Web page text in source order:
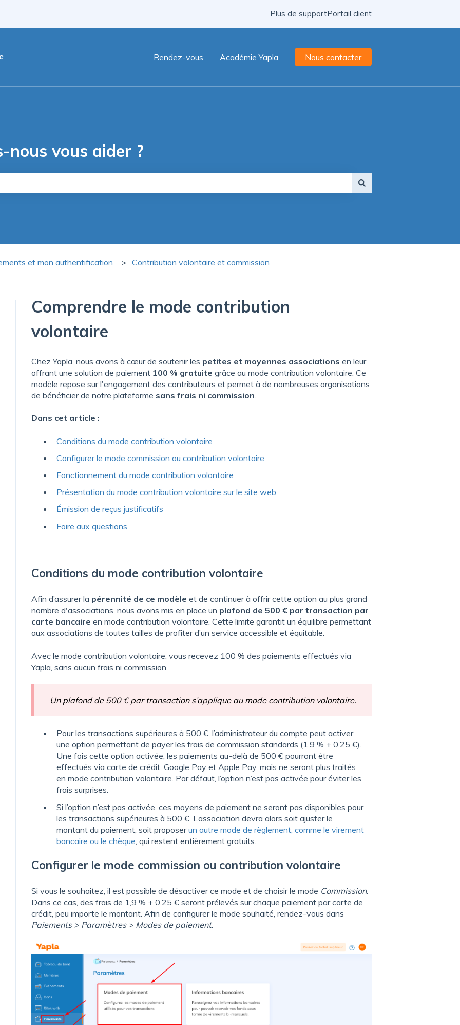
pour les traductions Plus de supportPortail client
Rendez-vous Académie Yapla Nous contacter
nous vous aider ?
et mon authentification Contribution volontaire et commission
Comprendre le mode contribution
volontaire
Chez Yapla, nous avons à cœur de soutenir les petites et moyennes associations en leur
offrant une solution de paiement 100 % gratuite grâce au mode contribution volontaire. Ce
modèle repose sur l'engagement des contributeurs et permet à de nombreuses organisations
de bénéficier de notre plateforme sans frais ni commission
Dans cet article :
Conditions du mode contribution volontaire
Configurer le mode commission ou contribution volontaire
Fonctionnement du mode contribution volontaire
Présentation du mode contribution volontaire sur le site web
Émission de reçus justificatifs
Foire aux questions
Conditions du mode contribution volontaire
Afin d’assurer la pérennité de ce modèle et de continuer à offrir cette option au plus grand
nombre d'associations, nous avons mis en place un plafond de 500 € par transaction par
carte bancaire en mode contribution volontaire. Cette limite garantit un équilibre permettant
aux associations de toutes tailles de profiter d’un service accessible et équitable.
Avec le mode contribution volontaire, vous recevez 100 % des paiements effectués via
Yapla, sans aucun frais ni commission.
Un plafond de 500 € par transaction s’applique au mode contribution volontaire.
Pour les transactions supérieures à 500 €, l’administrateur du compte peut activer
une option permettant de payer les frais de commission standards (1,9 % + 0,25 €).
Une fois cette option activée, les paiements au-delà de 500 € pourront être
effectués via carte de crédit, Google Pay et Apple Pay, mais ne seront plus traités
en mode contribution volontaire. Par défaut, l’option n’est pas activée pour éviter les
frais surprises.
Si l’option n’est pas activée, ces moyens de paiement ne seront pas disponibles pour
les transactions supérieures à 500 €. L’association devra alors soit ajuster le
montant du paiement, soit proposerun autre mode de règlement, comme le virement
bancaire ou le chèque , qui restent entièrement gratuits.
Configurer le mode commission ou contribution volontaire
Si vous le souhaitez, il est possible de désactiver ce mode et de choisir le mode Commission.
Dans ce cas, des frais de 1,9 % + 0,25 € seront prélevés sur chaque paiement par carte de
crédit, peu importe le montant. Afin de configurer le mode souhaité, rendez-vous dans
Paiements > Paramètres > Modes de paiement.